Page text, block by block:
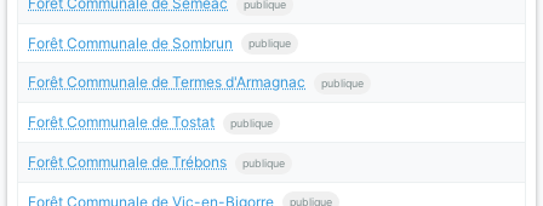
publique
Forêt Communale de Sombrun publique
Forêt Communale de Termes d'Armagnac publique
Forêt Communale de Tostat publique
Forêt Communale de Trébons publique
Forêt Communale de Vic-en-Bigorre publique